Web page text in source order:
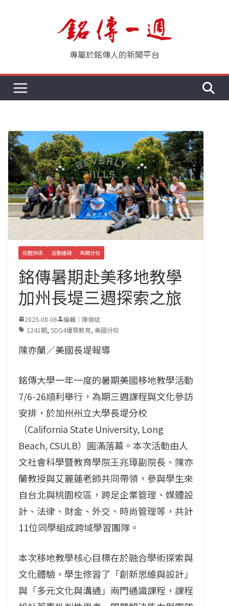
專屬於銘傳人的新聞平台
校園快訊 活動連線 美國分校
銘傳暑期赴美移地教學
加州長堤三週探索之旅
2025-08-06
編輯｜陳瑞斌
1241期, SDG4優質教育, 美國分校
陳亦蘭／美國長堤報導
銘傳大學一年一度的暑期美國移地教學活動
7/6-26順利舉行，為期三週課程與文化參訪
安排，於加州州立大學長堤分校
（California State University, Long
Beach, CSULB）圓滿落幕。本次活動由人
文社會科學暨教育學院王兆璋副院長、陳亦
蘭教授與艾麗蓮老師共同帶領，參與學生來
自台北與桃園校區，跨足企業管理、媒體設
計、法律、財金、外交、時尚管理等，共計
11位同學組成跨域學習團隊。
本次移地教學核心目標在於融合學術探索與
文化體驗，學生修習了「創新思維與設計」
與「多元文化與溝通」兩門通識課程，課程